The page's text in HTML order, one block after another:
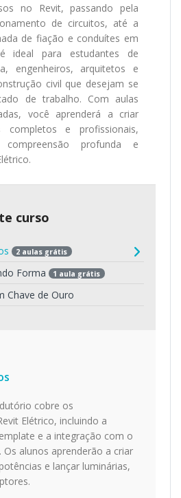
no Revit, passando pela
de circuitos, até a
de fiação e conduítes em
ideal para estudantes de
engenheiros, arquitetos e
civil que desejam se
de trabalho. Com aulas
você aprenderá a criar
completos e profissionais,
compreensão profunda e
curso
2 aulas grátis
Forma 1 aula grátis
Chave de Ouro
cobre os
Elétrico, incluindo a
e a integração com o
Os alunos aprenderão a criar
e lançar luminárias,